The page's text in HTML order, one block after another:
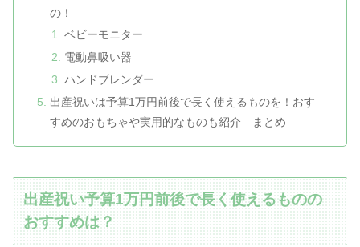
の！
ベビーモニター
電動鼻吸い器
ハンドブレンダー
出産祝いは予算1万円前後で長く使えるものを！おす
すめのおもちゃや実用的なものも紹介 まとめ
出産祝い予算1万円前後で長く使えるものの
おすすめは？